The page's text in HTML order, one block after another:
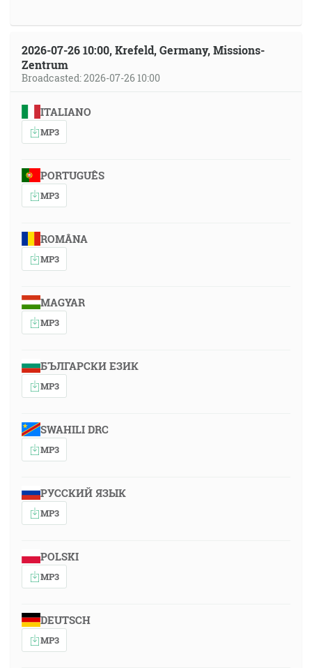
2026-07-26 10:00, Krefeld, Germany, Missions-
Zentrum
Broadcasted: 2026-07-26 10:00
ITALIANO
MP3
PORTUGUÊS
MP3
ROMÂNA
MP3
MAGYAR
MP3
БЪЛГАРСКИ ЕЗИК
MP3
SWAHILI DRC
MP3
РУССКИЙ ЯЗЫК
MP3
POLSKI
MP3
DEUTSCH
MP3